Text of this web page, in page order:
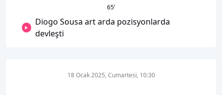
65’
Diogo Sousa art arda pozisyonlarda
devleşti
18 Ocak 2025, Cumartesi, 10:30